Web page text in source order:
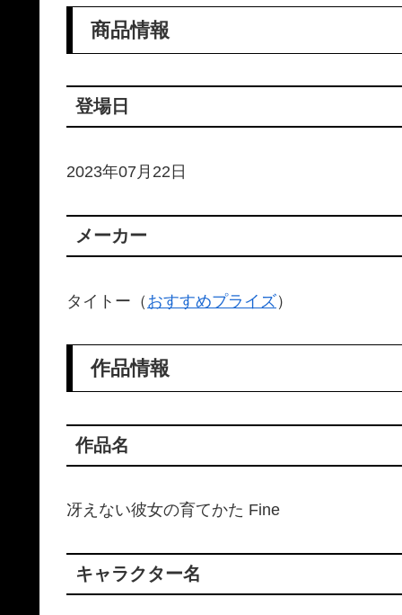
商品情報
登場日
2023年07月22日
メーカー
タイトー（ おすすめプライズ）
作品情報
作品名
冴えない彼女の育てかた Fine
キャラクター名